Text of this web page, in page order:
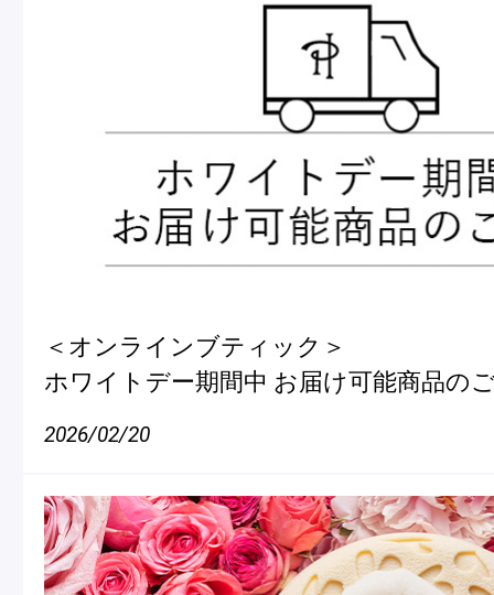
＜オンラインブティック＞
ホワイトデー期間中 お届け可能商品の
2026/02/20